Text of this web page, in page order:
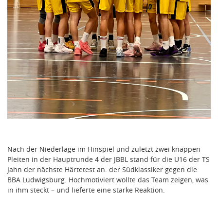
Nach der Niederlage im Hinspiel und zuletzt zwei knappen
Pleiten in der Hauptrunde 4 der JBBL stand für die U16 der TS
Jahn der nächste Härtetest an: der Südklassiker gegen die
BBA Ludwigsburg. Hochmotiviert wollte das Team zeigen, was
in ihm steckt – und lieferte eine starke Reaktion.